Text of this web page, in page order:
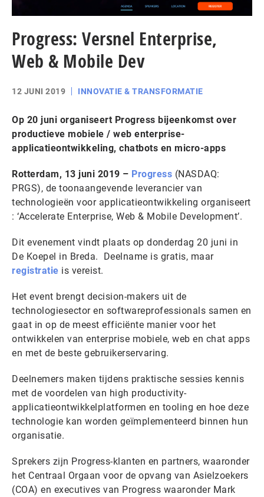
Progress: Versnel Enterprise,
Web & Mobile Dev
12 JUNI 2019 INNOVATIE & TRANSFORMATIE
Op 20 juni organiseert Progress bijeenkomst over
productieve mobiele / web enterprise-
applicatieontwikkeling, chatbots en micro-apps
Rotterdam, 13 juni 2019 – Progress (NASDAQ:
PRGS), de toonaangevende leverancier van
technologieën voor applicatieontwikkeling organiseert
: ‘Accelerate Enterprise, Web & Mobile Development’.
Dit evenement vindt plaats op donderdag 20 juni in
De Koepel in Breda. Deelname is gratis, maar
registratie is vereist.
Het event brengt decision-makers uit de
technologiesector en softwareprofessionals samen en
gaat in op de meest efficiënte manier voor het
ontwikkelen van enterprise mobiele, web en chat apps
en met de beste gebruikerservaring.
Deelnemers maken tijdens praktische sessies kennis
met de voordelen van high productivity-
applicatieontwikkelplatformen en tooling en hoe deze
technologie kan worden geïmplementeerd binnen hun
organisatie.
Sprekers zijn Progress-klanten en partners, waaronder
het Centraal Orgaan voor de opvang van Asielzoekers
(COA) en executives van Progress waaronder Mark